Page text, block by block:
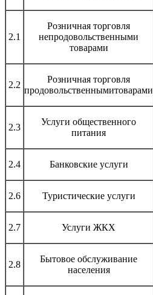
2.1
Розничная торговля
непродовольственными
товарами
2.2
Розничная торговля
продовольственнымитоварами
2.3
Услуги общественного
питания
2.4 Банковские услуги
2.6 Туристические услуги
2.7 Услуги ЖКХ
2.8
Бытовое обслуживание
населения